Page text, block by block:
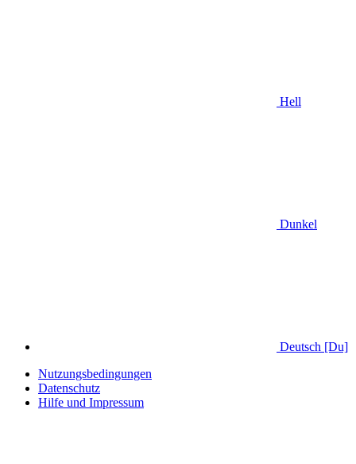
Hell
Dunkel
Deutsch [Du]
Nutzungsbedingungen
Datenschutz
Hilfe und Impressum